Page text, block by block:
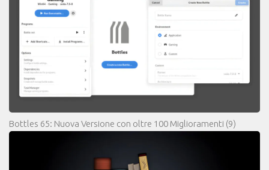
Bottles 65: Nuova Versione con oltre 100 Miglioramenti (9)